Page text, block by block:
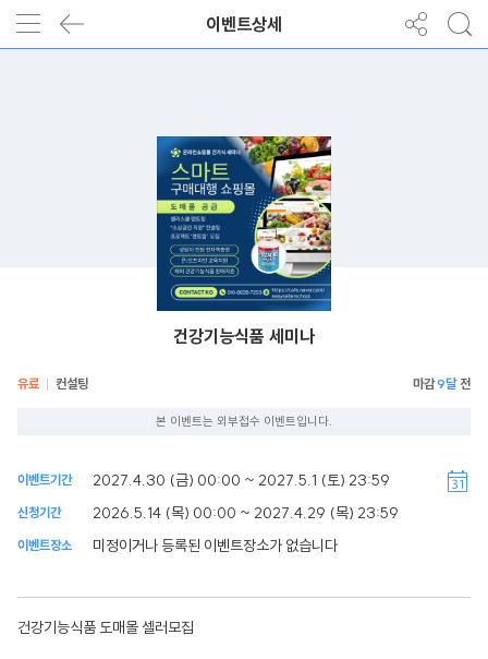
이벤트상세
건강기능식품 세미나
유료 컨설팅 9달
본 이벤트는 외부접수 이벤트입니다.
이벤트기간 2027.4.30 (금) 00:00 ~ 2027.5.1 (토) 23:59
신청기간 2026.5.14 (목) 00:00 ~ 2027.4.29 (목) 23:59
이벤트장소 미정이거나 등록된 이벤트장소가 없습니다
건강기능식품 도매몰 셀러모집